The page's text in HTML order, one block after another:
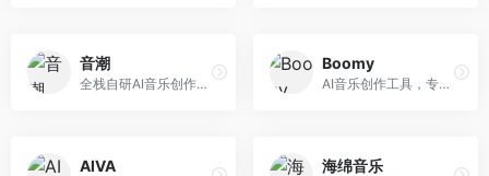
音潮
全栈自研AI音乐创作平台，支持从创作到发布的完整流程。面向独立音乐人和音乐工作室，提供作词作曲、编曲混音、音乐发布等服务，创作工具专业。
Boomy
AI音乐创作工具，专注于快速音乐生成与发布。面向音乐爱好者和业余创作者，支持一键生成原创音乐，可直接发布到音乐平台，创作门槛低。
AIVA 海绵音乐